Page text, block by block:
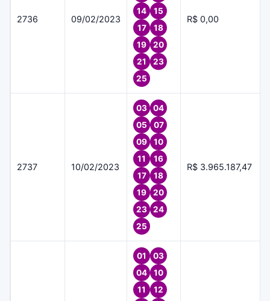
2736 09/02/2023
14
15
17
18
19
20
21
23
25
R$ 0,00
2737 10/02/2023
03
04
05
07
09
10
11
16
17
18
19
20
23
24
25
R$ 3.965.187,47
01
03
04
10
11
12